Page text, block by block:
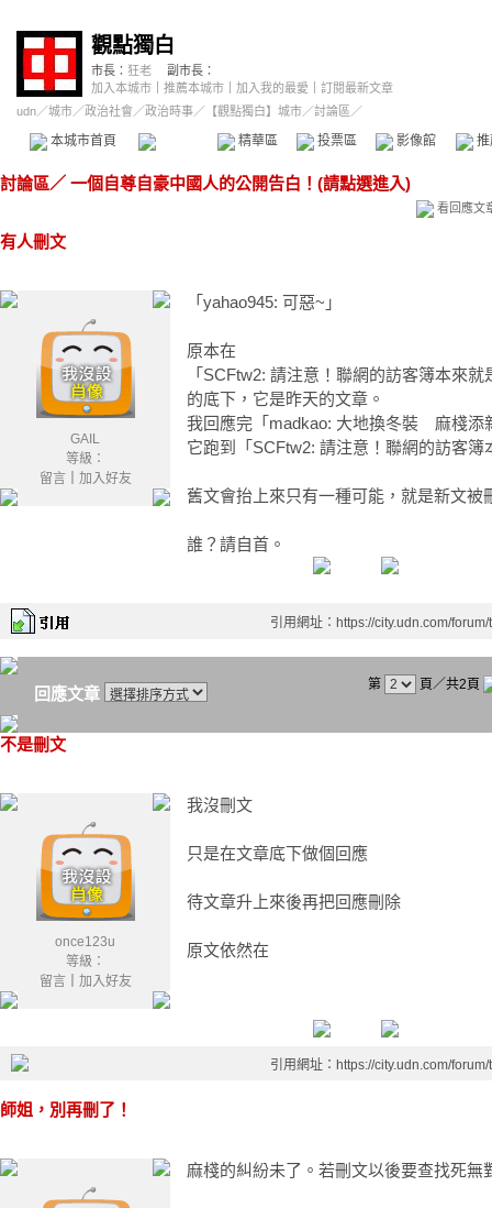
觀點獨白
市長： 狂老
副市長：
加入本城市
推薦本城市 加入我的最愛
訂閱最新文章
udn／城市／政治社會 ／政治時事／ 【觀點獨白】城市／討論區／
本城市首頁 精華區 投票區 影像館
討論區／ 一個自尊自豪中國人的公開告白！(請點選進入)
看回應文
有人刪文
GAIL
等級：
留言｜ 加入好友
「yahao945: 可惡~」
原本在
「SCFtw2: 請注意！聯網的訪客簿本來
的底下，它是昨天的文章。
我回應完「madkao: 大地換冬裝 麻棧添
它跑到「SCFtw2: 請注意！聯網的訪客
舊文會抬上來只有一種可能，就是新文被
誰？請自首。
引用網址：https://city.udn.com/
回應文章 第 頁／共2頁
不是刪文
once123u
等級：
留言｜ 加入好友
我沒刪文
只是在文章底下做個回應
待文章升上來後再把回應刪除
原文依然在
引用網址：https://city.udn.com/
師姐，別再刪了！
麻棧的糾紛未了。若刪文以後要查找死無